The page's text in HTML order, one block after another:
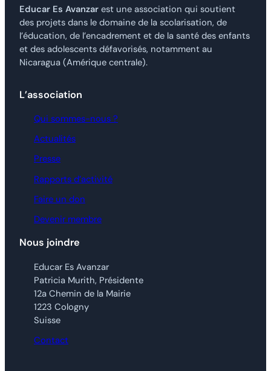
Educar Es Avanzar est une association qui soutient
des projets dans le domaine de la scolarisation, de
l’éducation, de l’encadrement et de la santé des enfants
et des adolescents défavorisés, notamment au
Nicaragua (Amérique centrale).
L’association
Qui sommes-nous ?
Actualités
Presse
Rapports d’activité
Faire un don
Devenir membre
Nous joindre
Educar Es Avanzar
Patricia Murith, Présidente
12a Chemin de la Mairie
1223 Cologny
Suisse
Contact